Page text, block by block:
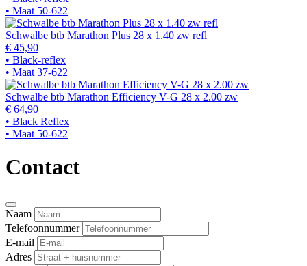
• Maat 50-622
Schwalbe btb Marathon Plus 28 x 1.40 zw refl
€ 45,90
• Black-reflex
• Maat 37-622
Schwalbe btb Marathon Efficiency V-G 28 x 2.00 zw
€ 64,90
• Black Reflex
• Maat 50-622
Contact
Naam
Telefoonnummer
E-mail
Adres